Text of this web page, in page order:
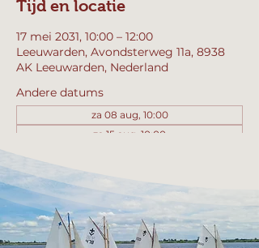
Tijd en locatie
17 mei 2031, 10:00 – 12:00
Leeuwarden, Avondsterweg 11a, 8938
AK Leeuwarden, Nederland
Andere datums
za 08 aug, 10:00
za 15 aug, 10:00
Bekijk alle 358 datums
Meld mij aan!